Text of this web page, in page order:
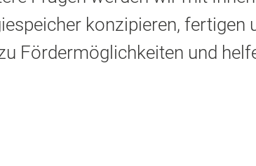
konzipieren, fertigen
Fördermöglichkeiten und